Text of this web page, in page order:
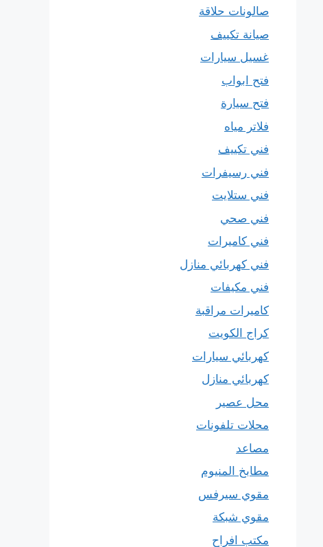
صالونات حلاقة
صيانة تكييف
غسيل سيارات
فتح ابواب
فتح سيارة
فلاتر مياه
فني تكييف
فني رسيفرات
فني ستلايت
فني صحي
فني كاميرات
فني كهربائي منازل
فني مكيفات
كاميرات مراقبة
كراج الكويت
كهربائي سيارات
كهربائي منازل
محل عصير
محلات تلفونات
مصاعد
مطابخ المنيوم
مقوي سيرفس
مقوي شبكة
مكتب افراح